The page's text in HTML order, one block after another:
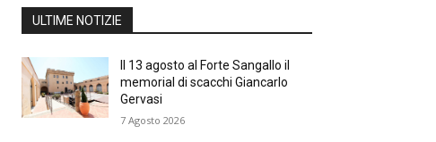
ULTIME NOTIZIE
Il 13 agosto al Forte Sangallo il
memorial di scacchi Giancarlo
Gervasi
7 Agosto 2026